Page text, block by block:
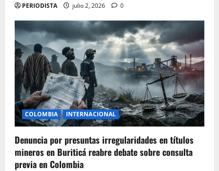
PERIODISTA julio 2, 2026 0
COLOMBIA INTERNACIONAL
Denuncia por presuntas irregularidades en títulos
mineros en Buriticá reabre debate sobre consulta
previa en Colombia